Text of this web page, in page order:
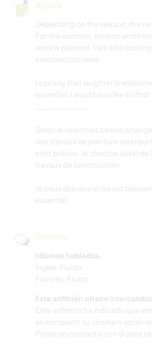
Ayuda
Depending on the season, the
For the summer, exterior and
work is planned. I am also
construction work.
I can say that laughter is
essential. I would also like to find.
Selon la saison les besoin
des travaux de peinture
sont prévus. Je cherche aussi de
travaux de construction.
Je peux dire que le rire est
essentiel.
Idiomas
Idiomas hablados
Inglés: Fluido
Francés: Fluido
Este anfitrión ofrece
Este anfitrión ha indicado que
en compartir su idioma o
Ponte en contacto con él para